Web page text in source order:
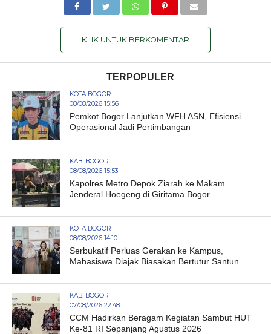
KLIK UNTUK BERKOMENTAR
TERPOPULER
KOTA BOGOR
08/08/2026 15:56
Pemkot Bogor Lanjutkan WFH ASN, Efisiensi
Operasional Jadi Pertimbangan
KAB. BOGOR
08/08/2026 15:53
Kapolres Metro Depok Ziarah ke Makam
Jenderal Hoegeng di Giritama Bogor
KOTA BOGOR
08/08/2026 14:10
Serbukatif Perluas Gerakan ke Kampus,
Mahasiswa Diajak Biasakan Bertutur Santun
KAB. BOGOR
07/08/2026 22:48
CCM Hadirkan Beragam Kegiatan Sambut HUT
Ke-81 RI Sepanjang Agustus 2026